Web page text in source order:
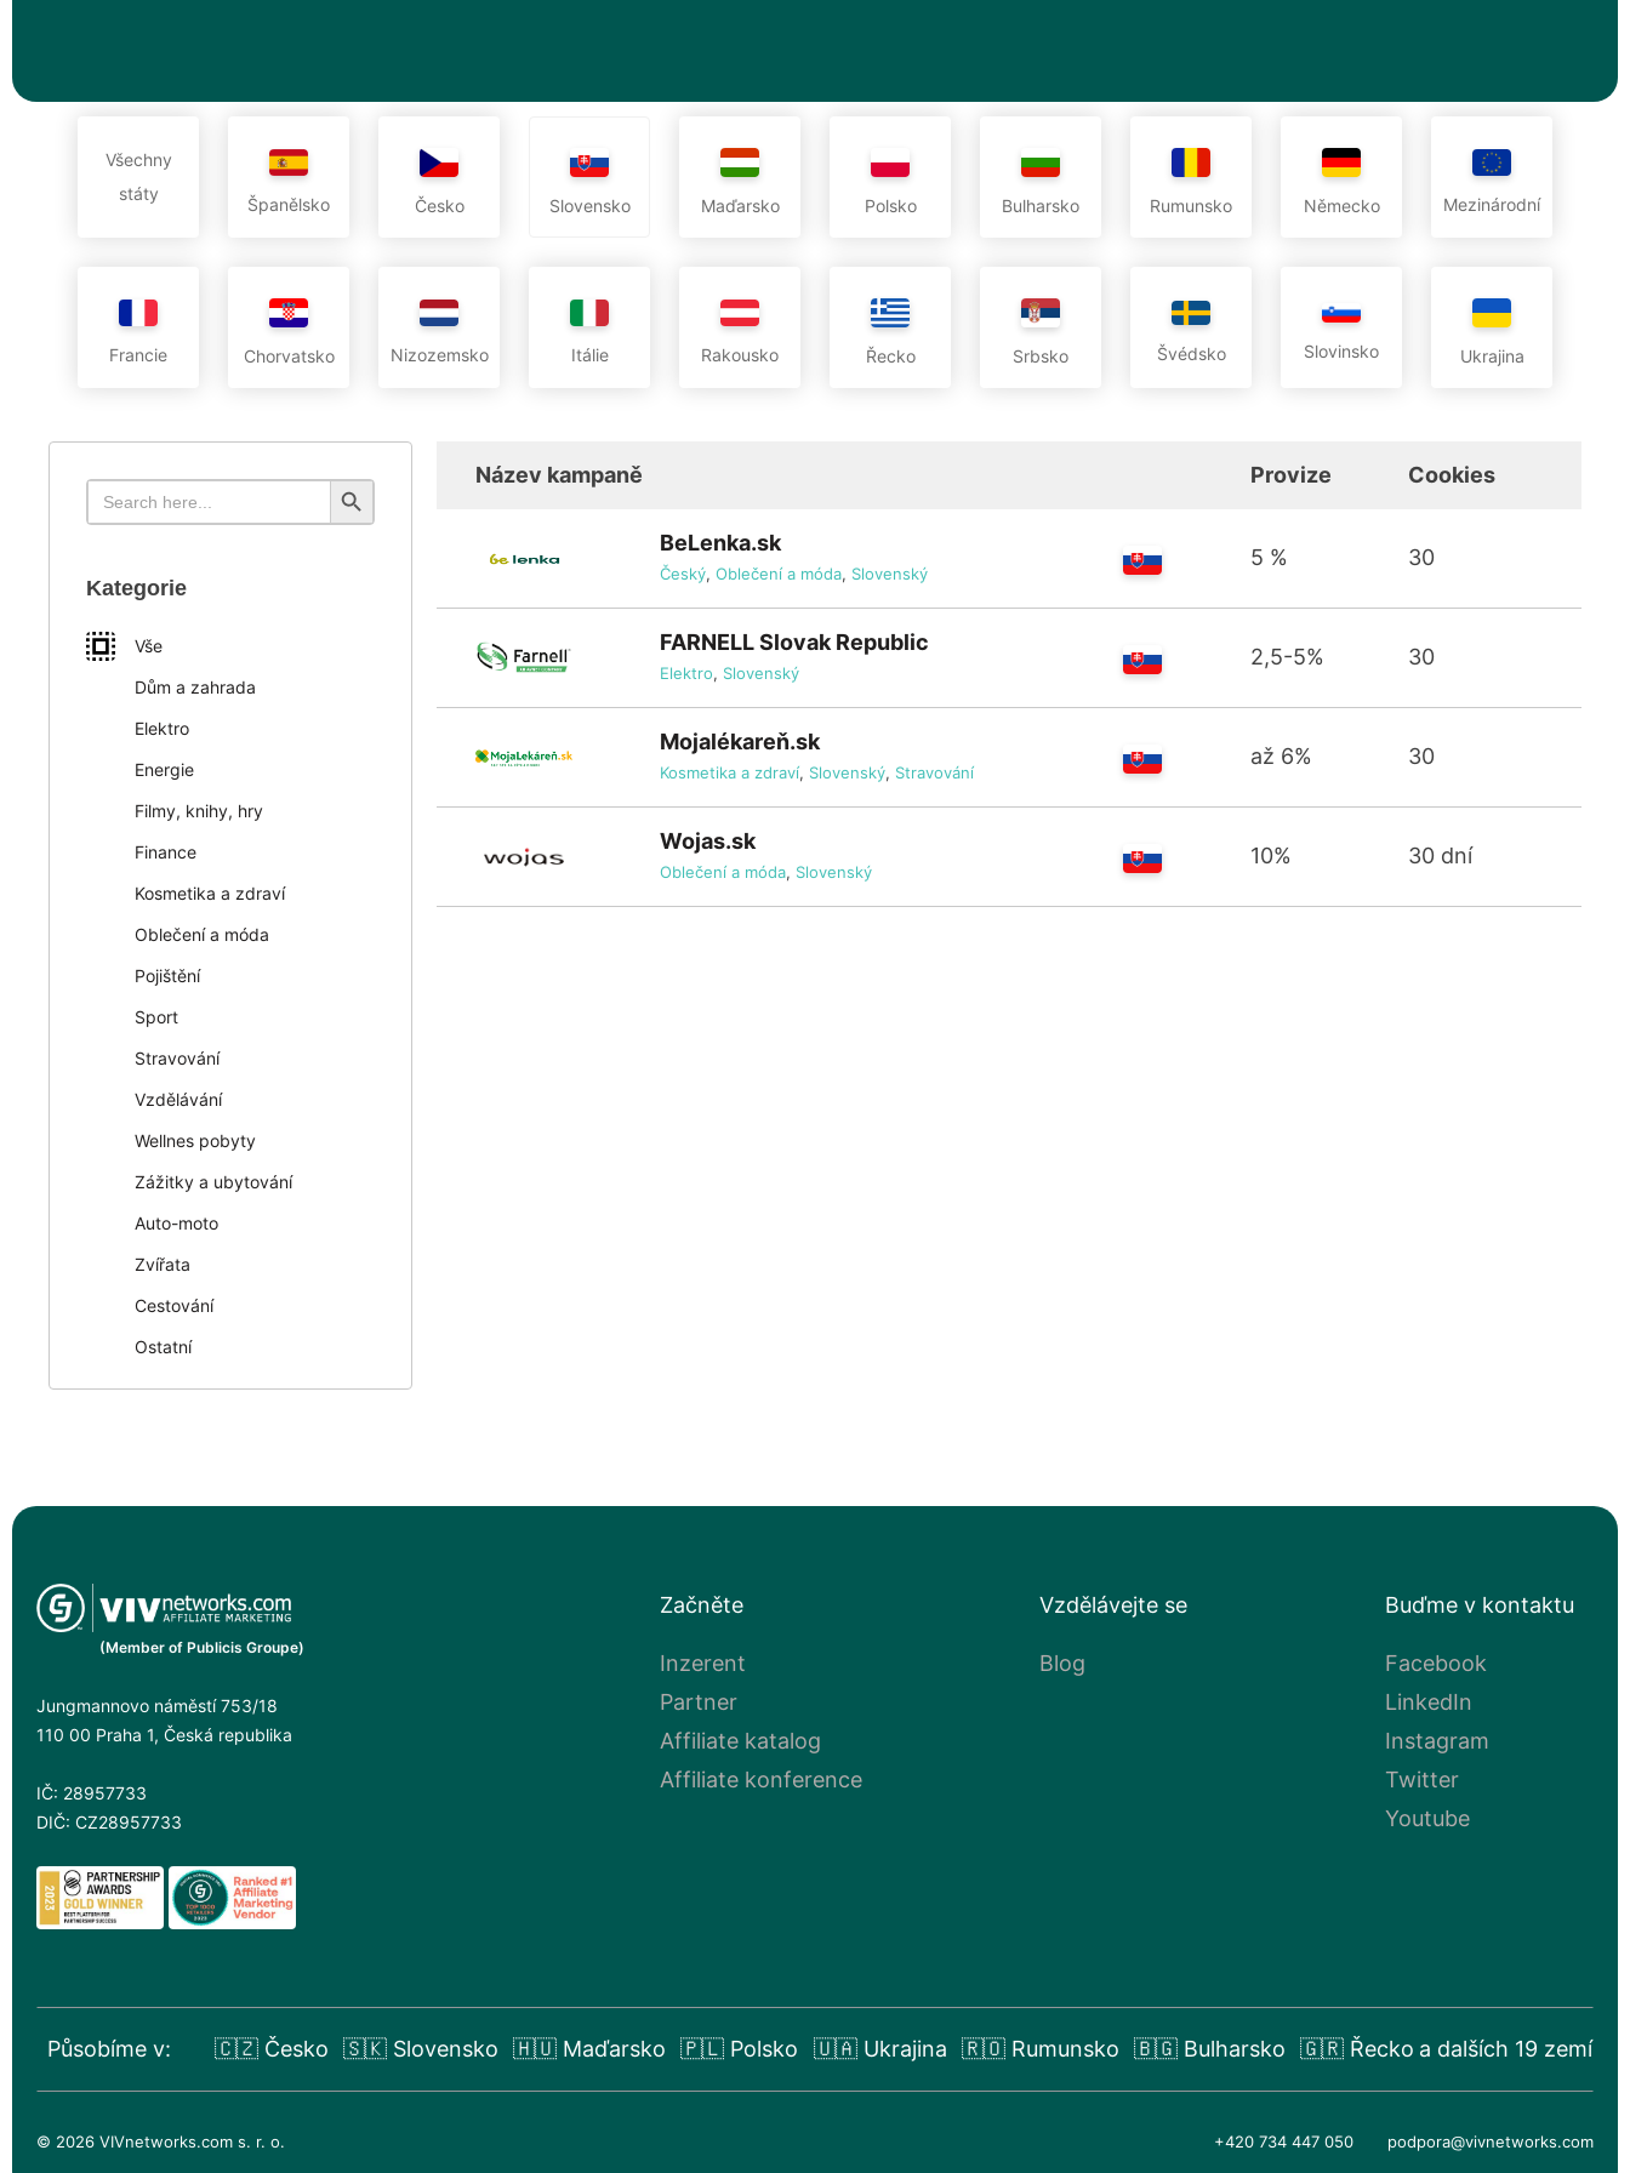
Všechny
státy
Španělsko Česko Slovensko Maďarsko Polsko Bulharsko Rumunsko Německo Mezinárodní
Francie Chorvatsko Nizozemsko Itálie Rakousko Řecko Srbsko Švédsko Slovinsko Ukrajina
Search
for:
Search Button
Kategorie
Vše
Dům a zahrada
Elektro
Energie
Filmy, knihy, hry
Finance
Kosmetika a zdraví
Oblečení a móda
Pojištění
Sport
Stravování
Vzdělávání
Wellnes pobyty
Zážitky a ubytování
Auto-moto
Zvířata
Cestování
Ostatní
Název kampaně Provize Cookies
BeLenka.sk
Český, Oblečení a móda, Slovenský
5 % 30
FARNELL Slovak Republic
Elektro, Slovenský
2,5-5% 30
Mojalékareň.sk
Kosmetika a zdraví, Slovenský, Stravování
až 6% 30
Wojas.sk
Oblečení a móda, Slovenský
10% 30 dní
(Member of Publicis Groupe)
Jungmannovo náměstí 753/18
110 00 Praha 1, Česká republika
IČ: 28957733
DIČ: CZ28957733
Začněte
Inzerent
Partner
Affiliate katalog
Affiliate konference
Vzdělávejte se
Blog
Buďme v kontaktu
Facebook
LinkedIn
Instagram
Twitter
Youtube
Působíme v: 🇨🇿 Česko 🇸🇰 Slovensko 🇭🇺 Maďarsko 🇵🇱 Polsko 🇺🇦 Ukrajina 🇷🇴 Rumunsko 🇧🇬 Bulharsko 🇬🇷 Řecko a dalších 19 zemí
© 2026 VIVnetworks.com s. r. o. +420 734 447 050 podpora@vivnetworks.com